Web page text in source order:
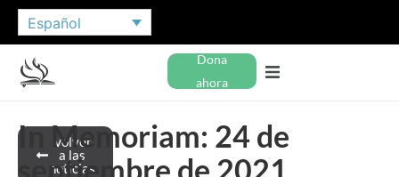
Español
Dona
ahora
Volver
a las
noticias
In Memoriam: 24 de
septiembre de 2021